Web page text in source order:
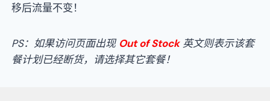
移后流量不变！
PS：如果访问页面出现 Out of Stock 英文则表示该套
餐计划已经断货，请选择其它套餐！